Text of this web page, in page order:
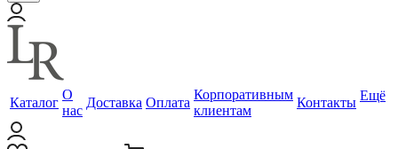
Каталог
О
нас
Доставка Оплата
Корпоративным
клиентам
Контакты Ещё